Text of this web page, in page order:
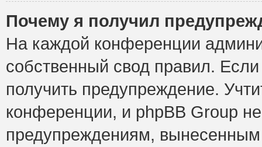
Почему я получил
На каждой конференции
собственный свод правил.
получить предупреждение.
конференции, и phpBB Group
предупреждениям,